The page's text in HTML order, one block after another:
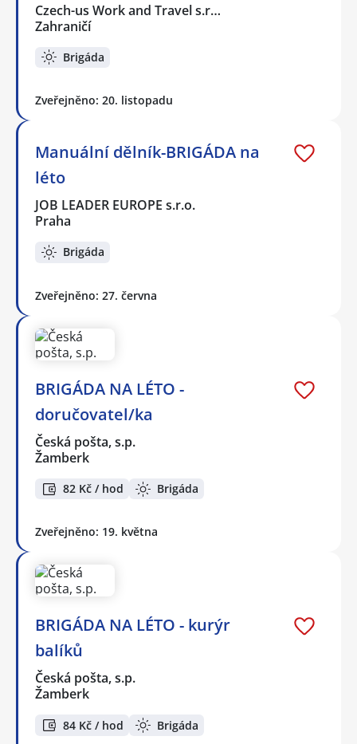
Czech-us Work and Travel s.r…
Zahraničí
Brigáda
Zveřejněno: 20. listopadu
Manuální dělník-BRIGÁDA na
léto
JOB LEADER EUROPE s.r.o.
Praha
Brigáda
Zveřejněno: 27. června
BRIGÁDA NA LÉTO -
doručovatel/ka
Česká pošta, s.p.
Žamberk
82 Kč / hod Brigáda
Zveřejněno: 19. května
BRIGÁDA NA LÉTO - kurýr
balíků
Česká pošta, s.p.
Žamberk
84 Kč / hod Brigáda